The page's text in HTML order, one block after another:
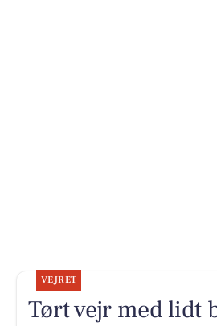
VEJRET
Tørt vejr med lidt